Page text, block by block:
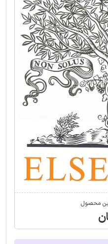
محصول